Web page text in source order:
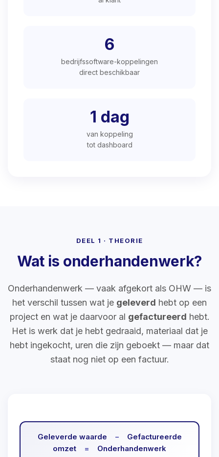
6
bedrijfssoftware-koppelingen
direct beschikbaar
1 dag
van koppeling
tot dashboard
DEEL 1 · THEORIE
Wat is onderhandenwerk?
Onderhandenwerk — vaak afgekort als OHW — is
het verschil tussen wat je geleverd hebt op een
project en wat je daarvoor al gefactureerd hebt.
Het is werk dat je hebt gedraaid, materiaal dat je
hebt ingekocht, uren die zijn geboekt — maar dat
staat nog niet op een factuur.
Geleverde waarde −
Gefactureerde
omzet
= Onderhandenwerk